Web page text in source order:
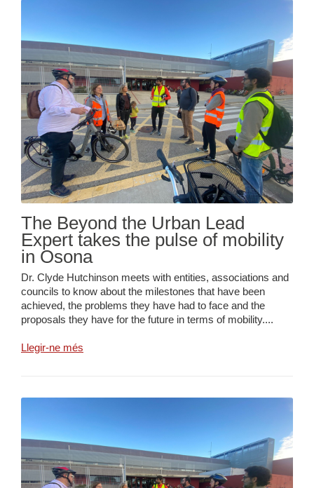
The Beyond the Urban Lead
Expert takes the pulse of mobility
in Osona
Dr. Clyde Hutchinson meets with entities, associations and
councils to know about the milestones that have been
achieved, the problems they have had to face and the
proposals they have for the future in terms of mobility....
Llegir-ne més